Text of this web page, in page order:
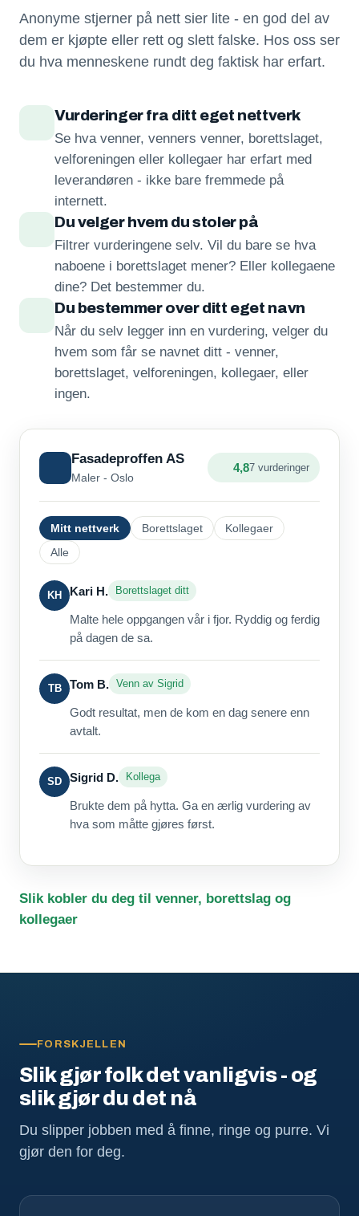
Anonyme stjerner på nett sier lite - en god del av
dem er kjøpte eller rett og slett falske. Hos oss ser
du hva menneskene rundt deg faktisk har erfart.
Vurderinger fra ditt eget nettverk
Se hva venner, venners venner, borettslaget,
velforeningen eller kollegaer har erfart med
leverandøren - ikke bare fremmede på
internett.
Du velger hvem du stoler på
Filtrer vurderingene selv. Vil du bare se hva
naboene i borettslaget mener? Eller kollegaene
dine? Det bestemmer du.
Du bestemmer over ditt eget navn
Når du selv legger inn en vurdering, velger du
hvem som får se navnet ditt - venner,
borettslaget, velforeningen, kollegaer, eller
ingen.
Fasadeproffen AS
Maler - Oslo
4,87 vurderinger
Mitt nettverk Borettslaget
Kollegaer
Alle
KH Kari H. Borettslaget ditt
Malte hele oppgangen vår i fjor. Ryddig og ferdig
på dagen de sa.
TB Tom B. Venn av Sigrid
Godt resultat, men de kom en dag senere enn
avtalt.
SD Sigrid D. Kollega
Brukte dem på hytta. Ga en ærlig vurdering av
hva som måtte gjøres først.
Slik kobler du deg til venner, borettslag og
kollegaer
FORSKJELLEN
Slik gjør folk det vanligvis - og
slik gjør du det nå
Du slipper jobben med å finne, ringe og purre. Vi
gjør den for deg.